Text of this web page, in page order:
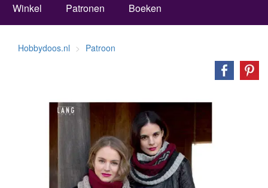
Winkel Patronen Boeken
Hobbydoos.nl Patroon